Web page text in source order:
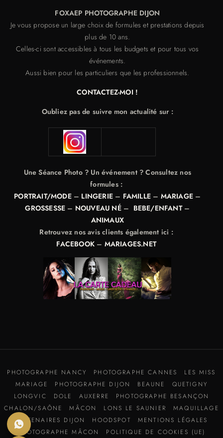
FOXAEP PHOTOGRAPHE DIJON
Je vous propose un large choix de formules et prestations depuis
plus de 10 ans.
Celles-ci sont accessibles à tous les budgets et pour tous vos
événements.
Aussi bien pour les particuliers que les professionnels.
CONTACTEZ-MOI !
Oubliez pas de suivre mon actualité sur :
Une Séance Photo ? Un événement ? Consultez nos
formules :
PORTRAIT/MODE– LINGERIE– FAMILLE– MARIAGE–
GROSSESSE – NOUVEAU NÉ– BEBE/ENFANT–
ANIMAUX
Retrouvez nos avis clients également ici :
FACEBOOK– MARIAGES.NET
PHOTOGRAPHE NANCY PHOTOGRAPHE CANNES
LES MISS
MARIAGE
PHOTOGRAPHE DIJON BEAUNE
QUETIGNY
LONGVIC
DOLE AUXERRE
PHOTOGRAPHE BESANÇON
CHALON/SAÔNE
MÂCON LONS LE SAUNIER
MAQUILLAGE
PARTENAIRES DIJON
HOODSPOT
MENTIONS LÉGALES
PHOTOGRAPHE MÂCON
POLITIQUE DE COOKIES (UE)